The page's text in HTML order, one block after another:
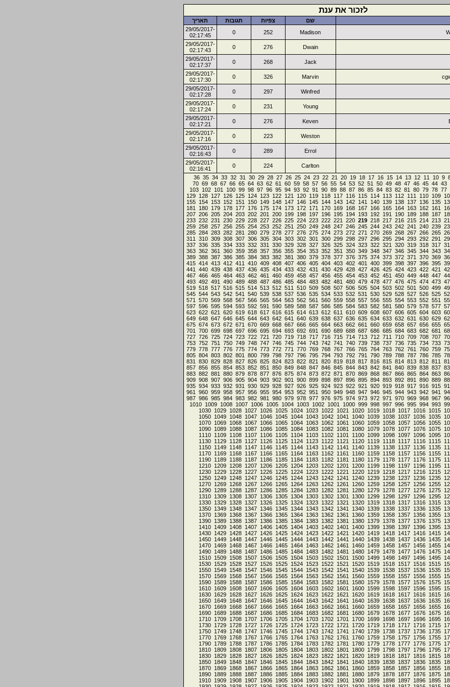
לזכור את ענת
שם צפיות תגובות
תאריך
Madison
252
0
29/05/2017-
02:17:45
Dwain
276
0
29/05/2017-
02:17:43
Jack
268
0
29/05/2017-
02:17:37
Marvin
326
0
29/05/2017-
02:17:30
Winfred
297
0
29/05/2017-
02:17:28
Young
231
0
29/05/2017-
02:17:24
Keven
276
0
29/05/2017-
02:17:21
Weston
223
0
29/05/2017-
02:17:16
Errol
289
0
29/05/2017-
02:16:43
Carlton
224
0
29/05/2017-
02:16:41
9
10
11
12
13
14
15
16
17
18
19
20
21
22
23
24
25
26
27
28
29
30
31
32
33
34
35
36
43
44
45
46
47
48
49
50
51
52
53
54
55
56
57
58
59
60
61
62
63
64
65
66
67
68
69
70
77
78
79
80
81
82
83
84
85
86
87
88
89
90
91
92
93
94
95
96
97
98
99
100
101
102
103
109
110
111
112
113
114
115
116
117
118
119
120
121
122
123
124
125
126
127
128
129
135
136
137
138
139
140
141
142
143
144
145
146
147
148
149
150
151
152
153
154
155
161
162
163
164
165
166
167
168
169
170
171
172
173
174
175
176
177
178
179
180
181
187
188
189
190
191
192
193
194
195
196
197
198
199
200
201
202
203
204
205
206
207
213
214
215
216
217
218
219
220
221
222
223
224
225
226
227
228
229
230
231
232
233
239
240
241
242
243
244
245
246
247
248
249
250
251
252
253
254
255
256
257
258
259
265
266
267
268
269
270
271
272
273
274
275
276
277
278
279
280
281
282
283
284
285
291
292
293
294
295
296
297
298
299
300
301
302
303
304
305
306
307
308
309
310
311
317
318
319
320
321
322
323
324
325
326
327
328
329
330
331
332
333
334
335
336
337
343
344
345
346
347
348
349
350
351
352
353
354
355
356
357
358
359
360
361
362
363
369
370
371
372
373
374
375
376
377
378
379
380
381
382
383
384
385
386
387
388
389
395
396
397
398
399
400
401
402
403
404
405
406
407
408
409
410
411
412
413
414
415
421
422
423
424
425
426
427
428
429
430
431
432
433
434
435
436
437
438
439
440
441
447
448
449
450
451
452
453
454
455
456
457
458
459
460
461
462
463
464
465
466
467
473
474
475
476
477
478
479
480
481
482
483
484
485
486
487
488
489
490
491
492
493
499
500
501
502
503
504
505
506
507
508
509
510
511
512
513
514
515
516
517
518
519
525
526
527
528
529
530
531
532
533
534
535
536
537
538
539
540
541
542
543
544
545
551
552
553
554
555
556
557
558
559
560
561
562
563
564
565
566
567
568
569
570
571
577
578
579
580
581
582
583
584
585
586
587
588
589
590
591
592
593
594
595
596
597
603
604
605
606
607
608
609
610
611
612
613
614
615
616
617
618
619
620
621
622
623
629
630
631
632
633
634
635
636
637
638
639
640
641
642
643
644
645
646
647
648
649
655
656
657
658
659
660
661
662
663
664
665
666
667
668
669
670
671
672
673
674
675
681
682
683
684
685
686
687
688
689
690
691
692
693
694
695
696
697
698
699
700
701
707
708
709
710
711
712
713
714
715
716
717
718
719
720
721
722
723
724
725
726
727
733
734
735
736
737
738
739
740
741
742
743
744
745
746
747
748
749
750
751
752
753
759
760
761
762
763
764
765
766
767
768
769
770
771
772
773
774
775
776
777
778
779
785
786
787
788
789
790
791
792
793
794
795
796
797
798
799
800
801
802
803
804
805
811
812
813
814
815
816
817
818
819
820
821
822
823
824
825
826
827
828
829
830
831
837
838
839
840
841
842
843
844
845
846
847
848
849
850
851
852
853
854
855
856
857
863
864
865
866
867
868
869
870
871
872
873
874
875
876
877
878
879
880
881
882
883
889
890
891
892
893
894
895
896
897
898
899
900
901
902
903
904
905
906
907
908
909
915
916
917
918
919
920
921
922
923
924
925
926
927
928
929
930
931
932
933
934
935
941
942
943
944
945
946
947
948
949
950
951
952
953
954
955
956
957
958
959
960
961
967
968
969
970
971
972
973
974
975
976
977
978
979
980
981
982
983
984
985
986
987
993
994
995
996
997
998
999
1000
1001
1002
1003
1004
1005
1006
1007
1008
1009
1010
1015
1016
1017
1018
1019
1020
1021
1022
1023
1024
1025
1026
1027
1028
1029
1030
1035
1036
1037
1038
1039
1040
1041
1042
1043
1044
1045
1046
1047
1048
1049
1050
1055
1056
1057
1058
1059
1060
1061
1062
1063
1064
1065
1066
1067
1068
1069
1070
1075
1076
1077
1078
1079
1080
1081
1082
1083
1084
1085
1086
1087
1088
1089
1090
1095
1096
1097
1098
1099
1100
1101
1102
1103
1104
1105
1106
1107
1108
1109
1110
1115
1116
1117
1118
1119
1120
1121
1122
1123
1124
1125
1126
1127
1128
1129
1130
1135
1136
1137
1138
1139
1140
1141
1142
1143
1144
1145
1146
1147
1148
1149
1150
1155
1156
1157
1158
1159
1160
1161
1162
1163
1164
1165
1166
1167
1168
1169
1170
1175
1176
1177
1178
1179
1180
1181
1182
1183
1184
1185
1186
1187
1188
1189
1190
1195
1196
1197
1198
1199
1200
1201
1202
1203
1204
1205
1206
1207
1208
1209
1210
1215
1216
1217
1218
1219
1220
1221
1222
1223
1224
1225
1226
1227
1228
1229
1230
1235
1236
1237
1238
1239
1240
1241
1242
1243
1244
1245
1246
1247
1248
1249
1250
1255
1256
1257
1258
1259
1260
1261
1262
1263
1264
1265
1266
1267
1268
1269
1270
1275
1276
1277
1278
1279
1280
1281
1282
1283
1284
1285
1286
1287
1288
1289
1290
1295
1296
1297
1298
1299
1300
1301
1302
1303
1304
1305
1306
1307
1308
1309
1310
1315
1316
1317
1318
1319
1320
1321
1322
1323
1324
1325
1326
1327
1328
1329
1330
1335
1336
1337
1338
1339
1340
1341
1342
1343
1344
1345
1346
1347
1348
1349
1350
1355
1356
1357
1358
1359
1360
1361
1362
1363
1364
1365
1366
1367
1368
1369
1370
1375
1376
1377
1378
1379
1380
1381
1382
1383
1384
1385
1386
1387
1388
1389
1390
1395
1396
1397
1398
1399
1400
1401
1402
1403
1404
1405
1406
1407
1408
1409
1410
1415
1416
1417
1418
1419
1420
1421
1422
1423
1424
1425
1426
1427
1428
1429
1430
1435
1436
1437
1438
1439
1440
1441
1442
1443
1444
1445
1446
1447
1448
1449
1450
1455
1456
1457
1458
1459
1460
1461
1462
1463
1464
1465
1466
1467
1468
1469
1470
1475
1476
1477
1478
1479
1480
1481
1482
1483
1484
1485
1486
1487
1488
1489
1490
1495
1496
1497
1498
1499
1500
1501
1502
1503
1504
1505
1506
1507
1508
1509
1510
1515
1516
1517
1518
1519
1520
1521
1522
1523
1524
1525
1526
1527
1528
1529
1530
1535
1536
1537
1538
1539
1540
1541
1542
1543
1544
1545
1546
1547
1548
1549
1550
1555
1556
1557
1558
1559
1560
1561
1562
1563
1564
1565
1566
1567
1568
1569
1570
1575
1576
1577
1578
1579
1580
1581
1582
1583
1584
1585
1586
1587
1588
1589
1590
1595
1596
1597
1598
1599
1600
1601
1602
1603
1604
1605
1606
1607
1608
1609
1610
1615
1616
1617
1618
1619
1620
1621
1622
1623
1624
1625
1626
1627
1628
1629
1630
1635
1636
1637
1638
1639
1640
1641
1642
1643
1644
1645
1646
1647
1648
1649
1650
1655
1656
1657
1658
1659
1660
1661
1662
1663
1664
1665
1666
1667
1668
1669
1670
1675
1676
1677
1678
1679
1680
1681
1682
1683
1684
1685
1686
1687
1688
1689
1690
1695
1696
1697
1698
1699
1700
1701
1702
1703
1704
1705
1706
1707
1708
1709
1710
1715
1716
1717
1718
1719
1720
1721
1722
1723
1724
1725
1726
1727
1728
1729
1730
1735
1736
1737
1738
1739
1740
1741
1742
1743
1744
1745
1746
1747
1748
1749
1750
1755
1756
1757
1758
1759
1760
1761
1762
1763
1764
1765
1766
1767
1768
1769
1770
1775
1776
1777
1778
1779
1780
1781
1782
1783
1784
1785
1786
1787
1788
1789
1790
1795
1796
1797
1798
1799
1800
1801
1802
1803
1804
1805
1806
1807
1808
1809
1810
1815
1816
1817
1818
1819
1820
1821
1822
1823
1824
1825
1826
1827
1828
1829
1830
1835
1836
1837
1838
1839
1840
1841
1842
1843
1844
1845
1846
1847
1848
1849
1850
1855
1856
1857
1858
1859
1860
1861
1862
1863
1864
1865
1866
1867
1868
1869
1870
1875
1876
1877
1878
1879
1880
1881
1882
1883
1884
1885
1886
1887
1888
1889
1890
1895
1896
1897
1898
1899
1900
1901
1902
1903
1904
1905
1906
1907
1908
1909
1910